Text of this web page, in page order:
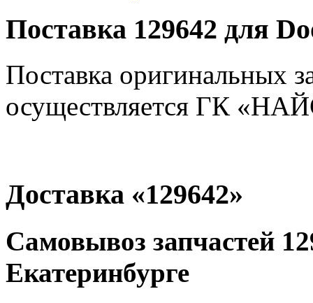
Поставка 129642 для
Поставка оригинальных
осуществляется ГК
Доставка «129642»
Самовывоз запчастей
Екатеринбурге